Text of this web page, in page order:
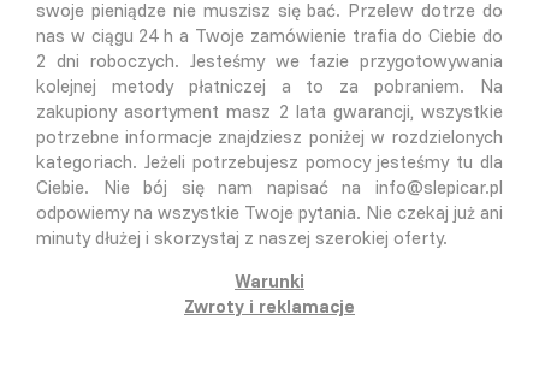
swoje pieniądze nie muszisz się bać. Przelew dotrze do
nas w ciągu 24 h a Twoje zamówienie trafia do Ciebie do
2 dni roboczych. Jesteśmy we fazie przygotowywania
kolejnej metody płatniczej a to za pobraniem. Na
zakupiony asortyment masz 2 lata gwarancji, wszystkie
potrzebne informacje znajdziesz poniżej w rozdzielonych
kategoriach. Jeżeli potrzebujesz pomocy jesteśmy tu dla
Ciebie. Nie bój się nam napisać na info@slepicar.pl
odpowiemy na wszystkie Twoje pytania. Nie czekaj już ani
minuty dłużej i skorzystaj z naszej szerokiej oferty.
Warunki
Zwroty i reklamacje